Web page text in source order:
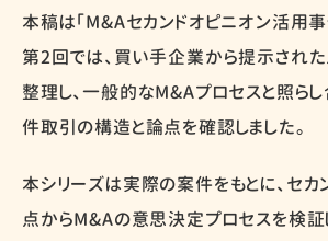
本稿は「M&Aセカンドオピニオン活用
第2回では、買い手企業から提示され
整理し、一般的なM&Aプロセスと照ら
件取引の構造と論点を確認しました。
本シリーズは実際の案件をもとに、セカ
点からM&Aの意思決定プロセスを検証